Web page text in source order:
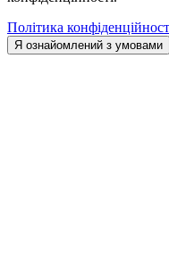
Політика
Я ознайомлений з умовами